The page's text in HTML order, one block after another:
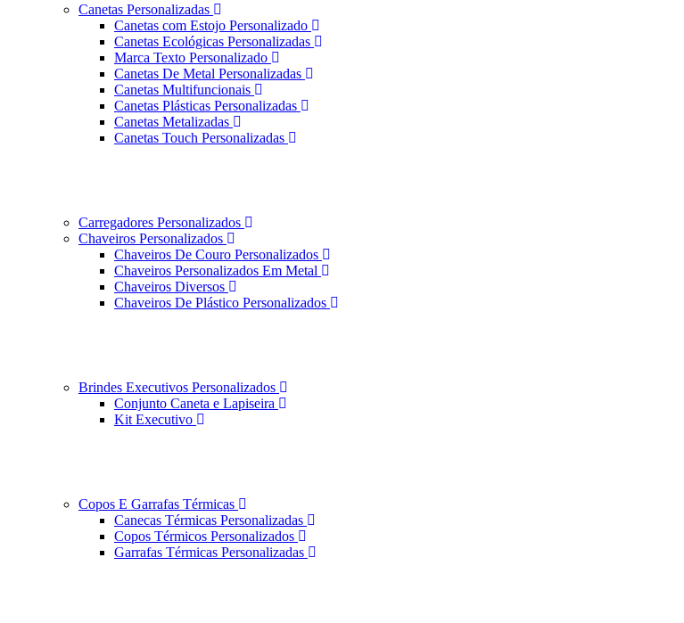
Canetas Personalizadas
Canetas com Estojo Personalizado
Canetas Ecológicas Personalizadas
Marca Texto Personalizado
Canetas De Metal Personalizadas
Canetas Multifuncionais
Canetas Plásticas Personalizadas
Canetas Metalizadas
Canetas Touch Personalizadas
Carregadores Personalizados
Chaveiros Personalizados
Chaveiros De Couro Personalizados
Chaveiros Personalizados Em Metal
Chaveiros Diversos
Chaveiros De Plástico Personalizados
Brindes Executivos Personalizados
Conjunto Caneta e Lapiseira
Kit Executivo
Copos E Garrafas Térmicas
Canecas Térmicas Personalizadas
Copos Térmicos Personalizados
Garrafas Térmicas Personalizadas